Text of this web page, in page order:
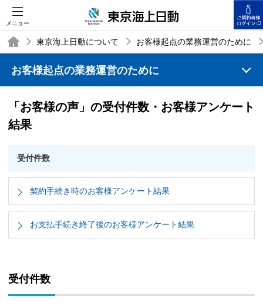
メニュー
東京海上日動について お客様起点の業務運営のために
「お客様の声」の受付件数・お客様アンケート
結果
お客様起点の業務運営のために
TOP
受付件数
契約手続き時のお客様アンケート結果
お支払手続き終了後のお客様アンケート結果
受付件数